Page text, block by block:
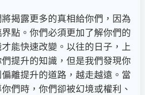
揭露更多的真相給你們，因為
點。你們必須更加了解你們的
能快速改變。以往的日子，上
提升的知識，但是我們發現你
離提升的道路，越走越遠。當
們時，你們卻被幻境或權利、